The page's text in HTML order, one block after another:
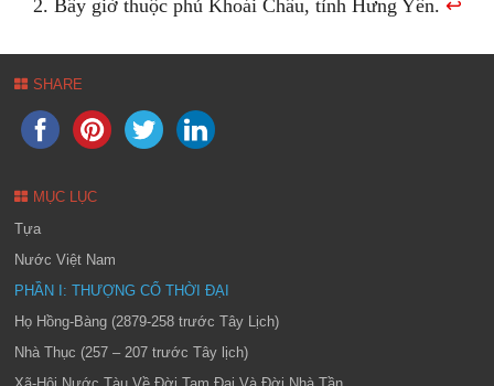
Bây giờ thuộc phủ Khoái Châu, tỉnh Hưng Yên.↩
SHARE
MỤC LỤC
Tựa
Nước Việt Nam
PHẦN I: THƯỢNG CỔ THỜI ĐẠI
Họ Hồng-Bàng (2879-258 trước Tây Lịch)
Nhà Thục (257 – 207 trước Tây lịch)